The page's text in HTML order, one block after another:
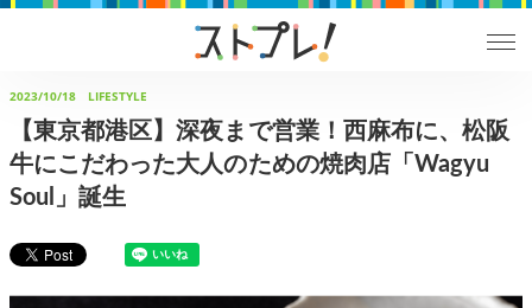
2023/10/18 LIFESTYLE
【東京都港区】深夜まで営業！西麻布に、松阪
牛にこだわった大人のための焼肉店「Wagyu
Soul」誕生